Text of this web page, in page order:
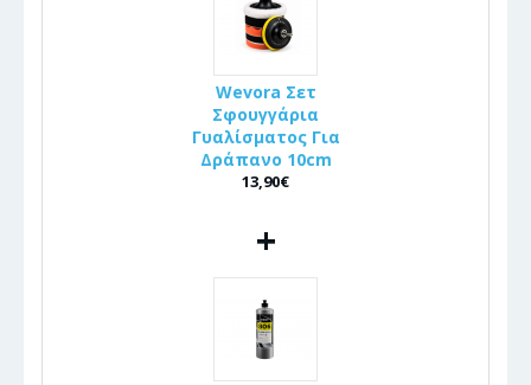
Wevora Σετ
Σφουγγάρια
Γυαλίσματος Για
Δράπανο 10cm
13,90€
+